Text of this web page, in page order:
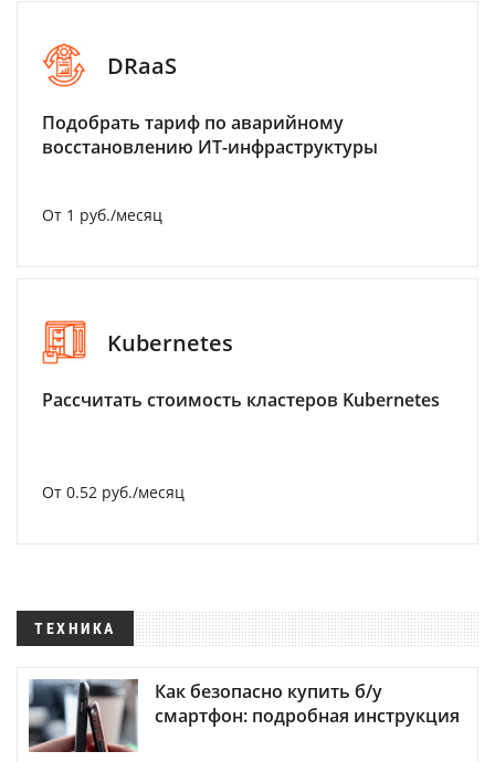
DRaaS
Подобрать тариф по аварийному
восстановлению ИТ-инфраструктуры
От 1 руб./месяц
Kubernetes
Рассчитать стоимость кластеров Kubernetes
От 0.52 руб./месяц
ТЕХНИКА
Как безопасно купить б/у
смартфон: подробная инструкция